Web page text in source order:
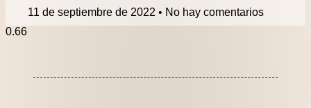
11 de septiembre de 2022
No hay comentarios